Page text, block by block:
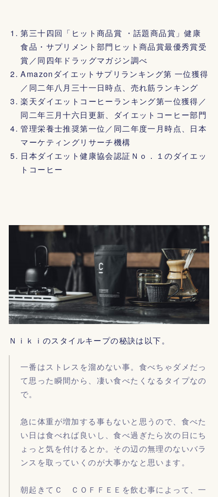
第三十四回「ヒット商品賞 ・話題商品賞」健康
食品・サプリメント部門ヒット商品賞最優秀賞受
賞／同四年ドラッグマガジン調べ
Amazonダイエットサプリランキング第 一位獲得
／同二年八月三十一日時点、売れ筋ランキング
楽天ダイエットコーヒーランキング第一位獲得／
同二年三月十六日更新、ダイエットコーヒー部門
管理栄養士推奨第一位／同二年度一月時点、日本
マーケティングリサーチ機構
日本ダイエット健康協会認証Ｎｏ．１のダイエッ
トコーヒー
Ｎｉｋｉのスタイルキープの秘訣は以下。
一番はストレスを溜めない事。食べちゃダメだっ
て思った瞬間から、凄い食べたくなるタイプなの
で。
急に体重が増加する事もないと思うので、食べた
い日は食べれば良いし、食べ過ぎたら次の日にち
ょっと気を付けるとか。その辺の無理のないバラ
ンスを取っていくのが大事かなと思います。
朝起きてＣ ＣＯＦＦＥＥを飲む事によって、一